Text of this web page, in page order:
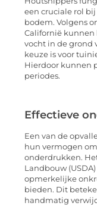
een cruciale rol
bodem. Volgens
Californië kunnen
vocht in de grond
keuze is voor
Hierdoor kunnen
periodes.
Effectieve
Een van de
hun vermogen
onderdrukken.
Landbouw
opmerkelijke
bieden. Dit
handmatig